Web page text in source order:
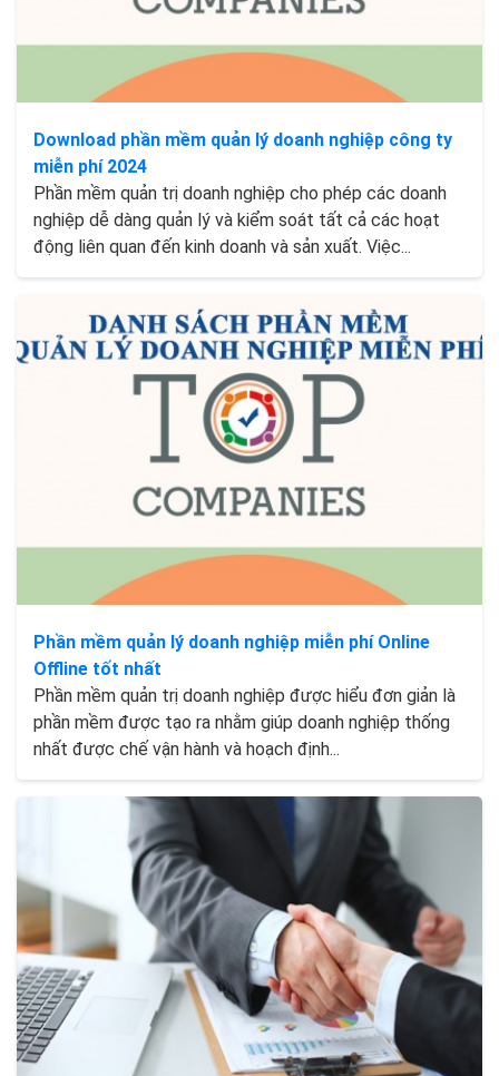
Download phần mềm quản lý doanh nghiệp công ty
miễn phí 2024
Phần mềm quản trị doanh nghiệp cho phép các doanh
nghiệp dễ dàng quản lý và kiểm soát tất cả các hoạt
động liên quan đến kinh doanh và sản xuất. Việc...
Phần mềm quản lý doanh nghiệp miễn phí Online
Offline tốt nhất
Phần mềm quản trị doanh nghiệp được hiểu đơn giản là
phần mềm được tạo ra nhằm giúp doanh nghiệp thống
nhất được chế vận hành và hoạch định...